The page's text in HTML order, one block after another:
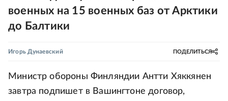
военных на 15 военных баз от Арктики
до Балтики
Игорь Дунаевский ПОДЕЛИТЬСЯ
Министр обороны Финляндии Антти Хяккянен
завтра подпишет в Вашингтоне договор,